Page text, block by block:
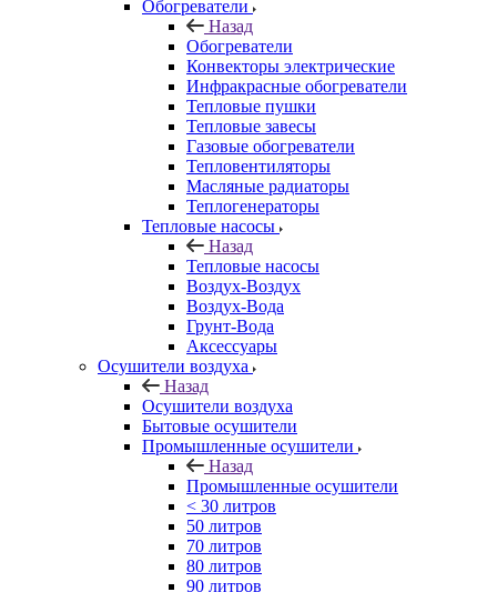
Обогреватели
Назад
Обогреватели
Конвекторы электрические
Инфракрасные обогреватели
Тепловые пушки
Тепловые завесы
Газовые обогреватели
Тепловентиляторы
Масляные радиаторы
Теплогенераторы
Тепловые насосы
Назад
Тепловые насосы
Воздух-Воздух
Воздух-Вода
Грунт-Вода
Аксессуары
Осушители воздуха
Назад
Осушители воздуха
Бытовые осушители
Промышленные осушители
Назад
Промышленные осушители
< 30 литров
50 литров
70 литров
80 литров
90 литров